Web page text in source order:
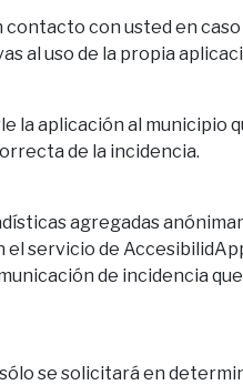
contacto con usted en
al uso de la propia
la aplicación al municipio
de la incidencia.
agregadas
el servicio de
de incidencia
se solicitará en